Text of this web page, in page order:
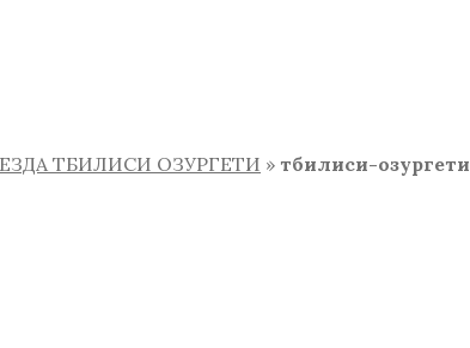
ТБИЛИСИ ОЗУРГЕТИ » тбилиси-озургети